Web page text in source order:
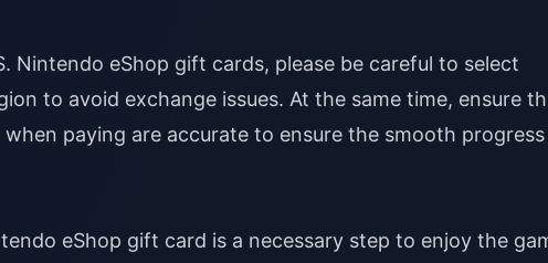
Nintendo eShop gift cards, please be careful to select
to avoid exchange issues. At the same time, ensure
paying are accurate to ensure the smooth
eShop gift card is a necessary step to enjoy the